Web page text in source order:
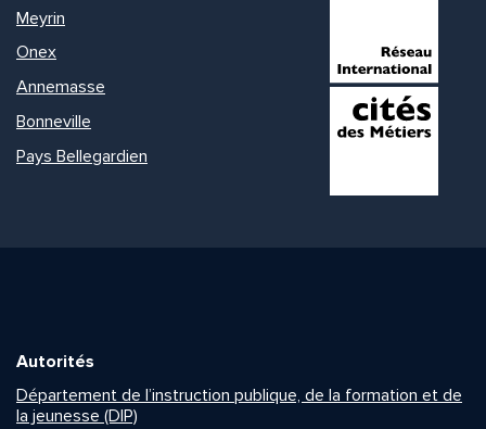
Meyrin
Onex
Annemasse
Bonneville
Pays Bellegardien
Autorités
Département de l’instruction publique, de la formation et de
la jeunesse (DIP)